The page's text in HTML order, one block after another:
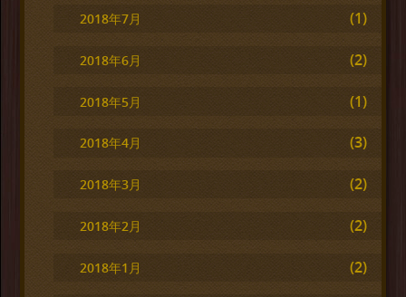
2018年7月 (1)
2018年6月 (2)
2018年5月 (1)
2018年4月 (3)
2018年3月 (2)
2018年2月 (2)
2018年1月 (2)